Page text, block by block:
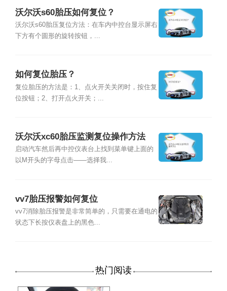
沃尔沃s60胎压如何复位？
沃尔沃s60胎压复位方法：在车内中控台显示屏右
下方有个圆形的旋转按钮，...
如何复位胎压？
复位胎压的方法是：1、点火开关关闭时，按住复
位按钮；2、打开点火开关；...
沃尔沃xc60胎压监测复位操作方法
启动汽车然后再中控仪表台上找到菜单键上面的
以M开头的字母点击——选择我...
vv7胎压报警如何复位
vv7消除胎压报警是非常简单的，只需要在通电的
状态下长按仪表盘上的黑色...
热门阅读